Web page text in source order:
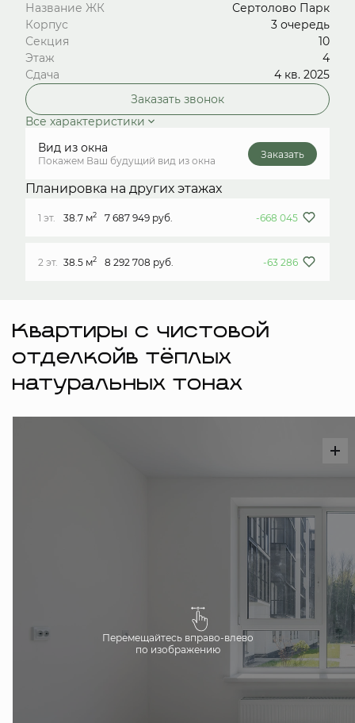
Название ЖК
Сертолово Парк
Корпус
3 очередь
Секция
10
Этаж
4
Сдача
4 кв. 2025
Заказать звонок
Все характеристики
Вид из окна
Покажем Ваш будущий вид из окна
Заказать
Планировка на других этажах
1 эт. 38.7 м2 7 687 949 руб. -668 045
2 эт. 38.5 м2 8 292 708 руб. -63 286
Квартиры с чистовой
отделкойв тёплых
натуральных тонах
Перемещайтесь вправо-влево
по изображению